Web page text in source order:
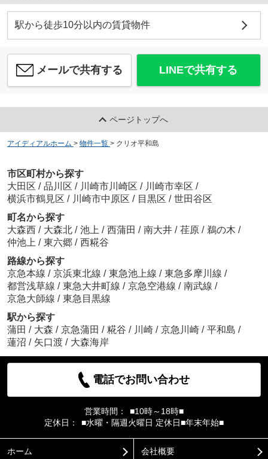
駅から徒歩10分以内の賃貸物件
メールで共有する LINEで共有する
ページトップへ
アイディアルホーム > 物件一覧 > クリオ平和島
市区町村から探す
大田区 / 品川区 / 川崎市川崎区 / 川崎市幸区 /
横浜市鶴見区 / 川崎市中原区 / 目黒区 / 世田谷区
町名から探す
大森西 / 大森北 / 池上 / 西蒲田 / 南大井 / 荏原 / 鵜の木 /
仲池上 / 東六郷 / 西糀谷
路線から探す
京急本線 / 京浜東北線 / 東急池上線 / 東急多摩川線 /
都営浅草線 / 東急大井町線 / 京急空港線 / 南武線 /
京急大師線 / 東急目黒線
駅から探す
蒲田 / 大森 / 京急蒲田 / 糀谷 / 川崎 / 京急川崎 / 平和島 /
蓮沼 / 矢口渡 / 大森海岸
電話でお問い合わせ
営業時間：
■10時～18時■
定休日：
■水曜・隔週火曜日 定休日■年末年始■
ホーム 会社概要